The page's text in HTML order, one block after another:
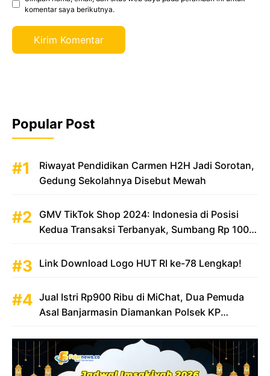
komentar saya berikutnya.
Popular Post
Riwayat Pendidikan Carmen H2H Jadi Sorotan,
Gedung Sekolahnya Disebut Mewah
GMV TikTok Shop 2024: Indonesia di Posisi
Kedua Transaksi Terbanyak, Sumbang Rp 100
Link Download Logo HUT RI ke-78 Lengkap!
Jual Istri Rp900 Ribu di MiChat, Dua Pemuda
Asal Banjarmasin Diamankan Polsek KP